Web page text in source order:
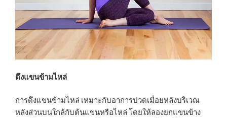
ดึงแขนข้ามไหล่
การดึงแขนข้ามไหล่ เหมาะกับอาการปวดเมื่อยหลังบริเวณ
หลังส่วนบนใกล้กับต้นแขนหรือไหล่ โดยให้ลองยกแขนข้าง